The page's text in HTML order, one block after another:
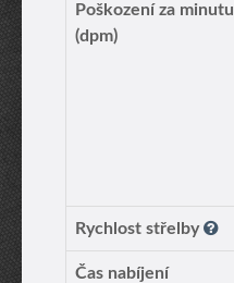
Poškození za minutu
(dpm)
Rychlost střelby
Čas nabíjení